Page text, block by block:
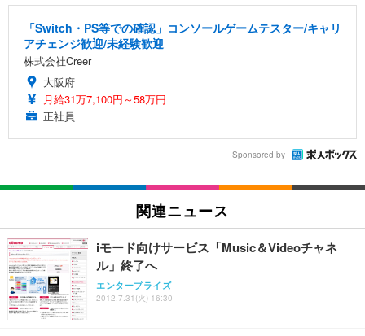
「Switch・PS等での確認」コンソールゲームテスター/キャリ
アチェンジ歓迎/未経験歓迎
株式会社Creer
大阪府
月給31万7,100円～58万円
正社員
Sponsored by
関連ニュース
iモード向けサービス「Music＆Videoチャネ
ル」終了へ
エンタープライズ
2012.7.31(火) 16:30